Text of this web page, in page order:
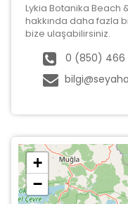
Lykia Botanika Beach
hakkında daha fazla
bize ulaşabilirsiniz.
0 (850) 466
+
−